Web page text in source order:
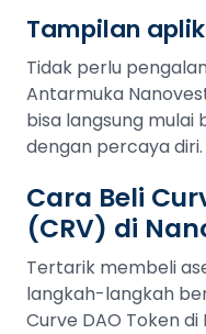
Tampilan
Tidak perlu
Antarmuka
bisa langsung mulai
dengan percaya diri.
Cara Beli
(CRV) di
Tertarik membeli
langkah-langkah
Curve DAO Token di